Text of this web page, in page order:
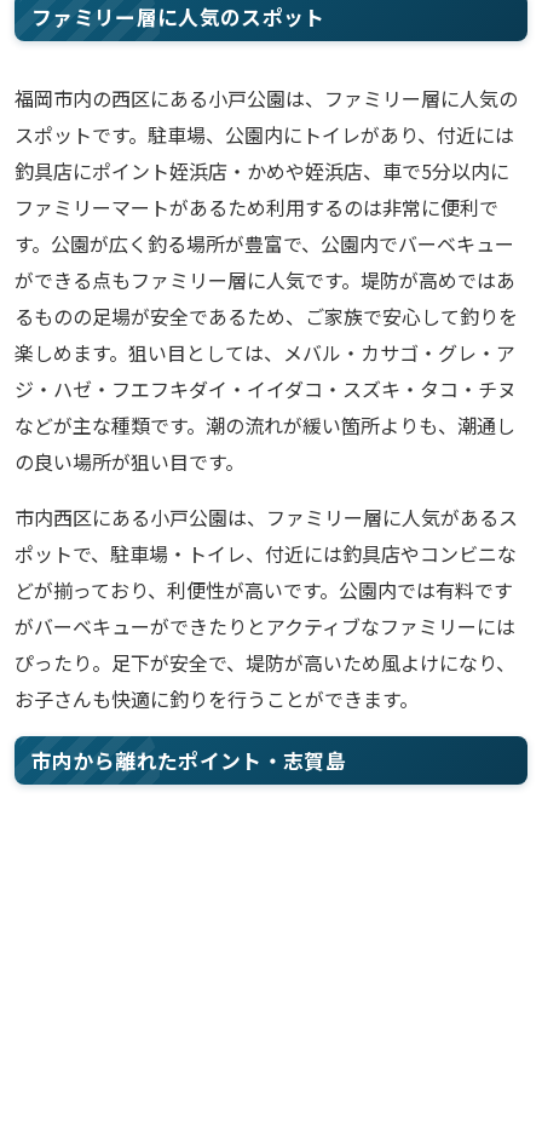
ファミリー層に人気のスポット
福岡市内の西区にある小戸公園は、ファミリー層に人気の
スポットです。駐車場、公園内にトイレがあり、付近には
釣具店にポイント姪浜店・かめや姪浜店、車で5分以内に
ファミリーマートがあるため利用するのは非常に便利で
す。公園が広く釣る場所が豊富で、公園内でバーベキュー
ができる点もファミリー層に人気です。堤防が高めではあ
るものの足場が安全であるため、ご家族で安心して釣りを
楽しめます。狙い目としては、メバル・カサゴ・グレ・ア
ジ・ハゼ・フエフキダイ・イイダコ・スズキ・タコ・チヌ
などが主な種類です。潮の流れが緩い箇所よりも、潮通し
の良い場所が狙い目です。
市内西区にある小戸公園は、ファミリー層に人気があるス
ポットで、駐車場・トイレ、付近には釣具店やコンビニな
どが揃っており、利便性が高いです。公園内では有料です
がバーベキューができたりとアクティブなファミリーには
ぴったり。足下が安全で、堤防が高いため風よけになり、
お子さんも快適に釣りを行うことができます。
市内から離れたポイント・志賀島